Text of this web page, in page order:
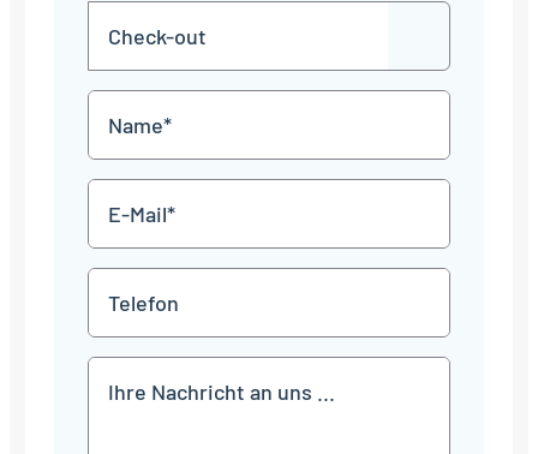
JJJJ
TT
Punkt
MM
JJJJ
Mail
*